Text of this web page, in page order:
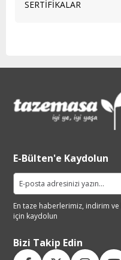
SERTİFİKALAR
E-Bülten'e Kaydolun
En taze haberlerimiz, indirim ve
için kaydolun
Bizi Takip Edin